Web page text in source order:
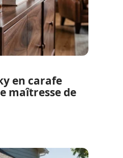
en carafe
maîtresse de